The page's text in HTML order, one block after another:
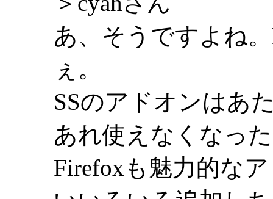
あ、そうですよね
ぇ。
SSのアドオンはあ
あれ使えなくなっ
Firefoxも魅力的な